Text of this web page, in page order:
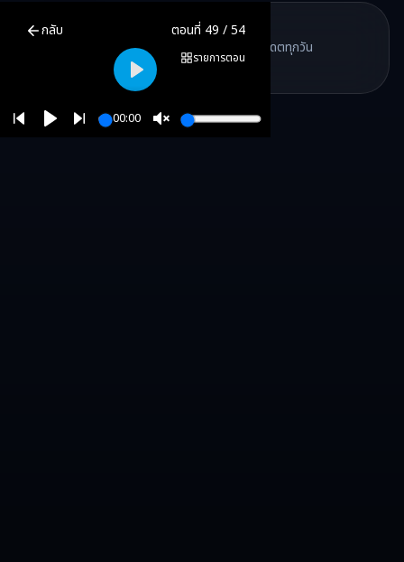
กลับ ตอนที่ 49 /54
รายการตอน
00:00
Play
พากย์ไทย ซับไทย ดูฟรีออนไล
RA15 เป็นเว็บไซต์ดูซีรี่ส์จีนออนไลน์ฟรี ที่รวบรวมหนังจีน ละครจีน มิ
RA15 Drama
RA15 Drama
รวมซีรี่ส์จีน ละครสั้น หนังแนวตั้ง พากย์ไทย อัปเดตทุกวัน
RA15 Drama